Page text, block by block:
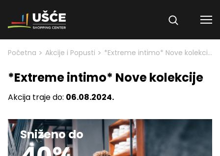
Skip to content
Početna > Akcije i Popusti > *Extreme intimo* Nove kolekcije
*Extreme intimo* Nove kolekcije
Akcija traje do: 06.08.2024.
Sniženo do